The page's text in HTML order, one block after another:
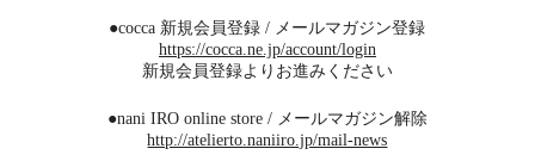
●cocca 新規会員登録 / メールマガジン登録
https://cocca.ne.jp/account/login
新規会員登録よりお進みください
●nani IRO online store / メールマガジン解除
http://atelierto.naniiro.jp/mail-news